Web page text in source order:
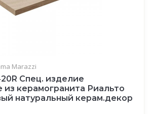
Marazzi
Спец. изделие
из керамогранита Риальто
натуральный керам.декор